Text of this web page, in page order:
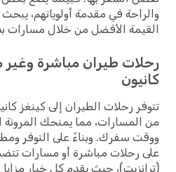
والراحة في مقدمة أولوياتهم،
القيمة الأفضل من خلال مسارات
رحلات طيران مباشرة وغير
كانيون
تتوفر رحلات الطيران إلى كينغز
من المسارات، مما يمنحك المرونة
ووقت سفرك. وبناءً على التوفر
على رحلات مباشرة أو مسارات
(ترانزيت)، حيث يقدم كل خيار